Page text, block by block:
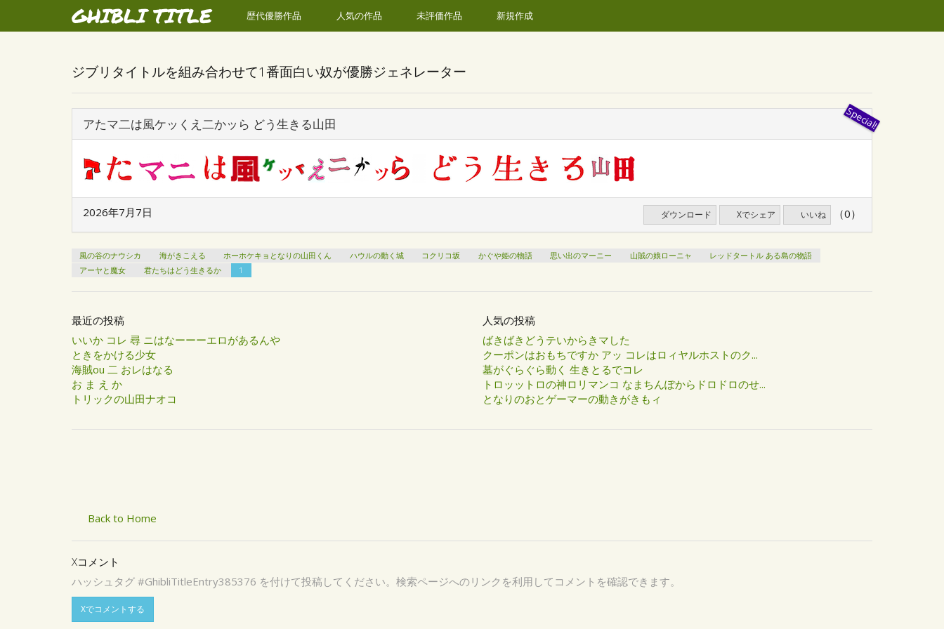
GHIBLI TITLE 歴代優勝作品 人気の作品 未評価作品 新規作成
ジブリタイトルを組み合わせて1番面白い奴が優勝ジェネレーター
アたマ二は風ケッくえ二かッら どう生きる山田
2026年7月7日 ダウンロード Xでシェア いいね （0）
風の谷のナウシカ 海がきこえる ホーホケキョとなりの山田くん ハウルの動く城 コクリコ坂 かぐや姫の物語 思い出のマーニー 山賊の娘ローニャ
レッドタートル ある島の物語
アーヤと魔女
君たちはどう生きるか 1
最近の投稿
いいか コレ 尋 ニはなーーーエロがあるんや
ときをかける少女
海賊ou 二 おレはなる
お ま え か
トリックの山田ナオコ
人気の投稿
ばきばきどうテいからきマした
クーポンはおもちですか アッ コレはロィヤルホストのク...
墓がぐらぐら動く 生きとるでコレ
トロッットロの神ロリマンコ なまちんぽからドロドロのせ...
となりのおとゲーマーの動きがきもィ
Back to Home
Xコメント
ハッシュタグ #GhibliTitleEntry385376 を付けて投稿してください。検索ページへのリンクを利用してコメントを確認できます。
Xでコメントする